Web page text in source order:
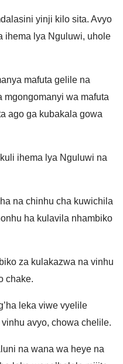
yinji kilo sita. Avyo
ihema lya Nguluwi, uhole
mafuta gelile na
mgongomanyi wa mafuta
ago ga kubakala gowa
ihema lya Nguluwi na
na chinhu cha kuwichila
ha kulavila nhambiko
za kulakazwa na vinhu
chake.
leka viwe vyelile
avyo, chowa chelile.
na wana wa heye na